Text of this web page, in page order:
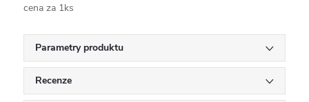
cena za 1ks
Parametry produktu
Recenze